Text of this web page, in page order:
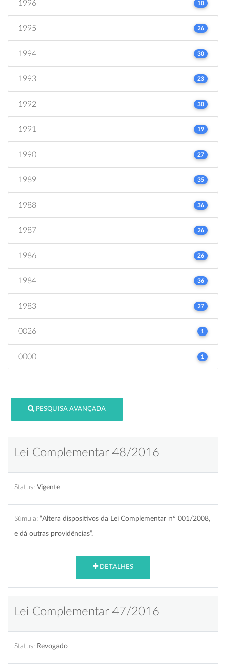
1996 10
1995 26
1994 30
1993 23
1992 30
1991 19
1990 27
1989 35
1988 36
1987 26
1986 26
1984 36
1983 27
0026 1
0000 1
PESQUISA AVANÇADA
Lei Complementar 48/2016
Status: Vigente
Súmula: “Altera dispositivos da Lei Complementar nº 001/2008,
e dá outras providências”.
DETALHES
Lei Complementar 47/2016
Status: Revogado